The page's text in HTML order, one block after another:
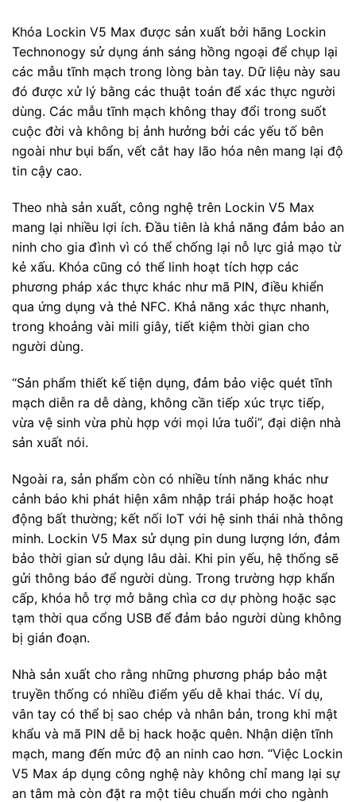
Khóa Lockin V5 Max được sản xuất bởi hãng Lockin
Technonogy sử dụng ánh sáng hồng ngoại để chụp lại
các mẫu tĩnh mạch trong lòng bàn tay. Dữ liệu này sau
đó được xử lý bằng các thuật toán để xác thực người
dùng. Các mẫu tĩnh mạch không thay đổi trong suốt
cuộc đời và không bị ảnh hưởng bởi các yếu tố bên
ngoài như bụi bẩn, vết cắt hay lão hóa nên mang lại độ
tin cậy cao.
Theo nhà sản xuất, công nghệ trên Lockin V5 Max
mang lại nhiều lợi ích. Đầu tiên là khả năng đảm bảo an
ninh cho gia đình vì có thể chống lại nỗ lực giả mạo từ
kẻ xấu. Khóa cũng có thể linh hoạt tích hợp các
phương pháp xác thực khác như mã PIN, điều khiển
qua ứng dụng và thẻ NFC. Khả năng xác thực nhanh,
trong khoảng vài mili giây, tiết kiệm thời gian cho
người dùng.
“Sản phẩm thiết kế tiện dụng, đảm bảo việc quét tĩnh
mạch diễn ra dễ dàng, không cần tiếp xúc trực tiếp,
vừa vệ sinh vừa phù hợp với mọi lứa tuổi”, đại diện nhà
sản xuất nói.
Ngoài ra, sản phẩm còn có nhiều tính năng khác như
cảnh báo khi phát hiện xâm nhập trái pháp hoặc hoạt
động bất thường; kết nối IoT với hệ sinh thái nhà thông
minh. Lockin V5 Max sử dụng pin dung lượng lớn, đảm
bảo thời gian sử dụng lâu dài. Khi pin yếu, hệ thống sẽ
gửi thông báo để người dùng. Trong trường hợp khẩn
cấp, khóa hỗ trợ mở bằng chìa cơ dự phòng hoặc sạc
tạm thời qua cổng USB để đảm bảo người dùng không
bị gián đoạn.
Nhà sản xuất cho rằng những phương pháp bảo mật
truyền thống có nhiều điểm yếu dễ khai thác. Ví dụ,
vân tay có thể bị sao chép và nhân bản, trong khi mật
khẩu và mã PIN dễ bị hack hoặc quên. Nhận diện tĩnh
mạch, mang đến mức độ an ninh cao hơn. “Việc Lockin
V5 Max áp dụng công nghệ này không chỉ mang lại sự
an tâm mà còn đặt ra một tiêu chuẩn mới cho ngành